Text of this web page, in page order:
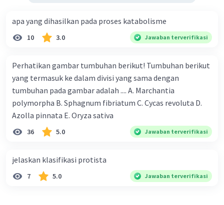
apa yang dihasilkan pada proses katabolisme
10 3.0 Jawaban terverifikasi
Perhatikan gambar tumbuhan berikut! Tumbuhan berikut
yang termasuk ke dalam divisi yang sama dengan
tumbuhan pada gambar adalah .... A. Marchantia
polymorpha B. Sphagnum fibriatum C. Cycas revoluta D.
Azolla pinnata E. Oryza sativa
36 5.0 Jawaban terverifikasi
jelaskan klasifikasi protista
7 5.0 Jawaban terverifikasi